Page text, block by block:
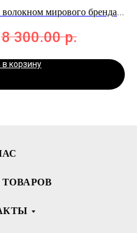
мирового бренда
8 300.00 р.
корзину